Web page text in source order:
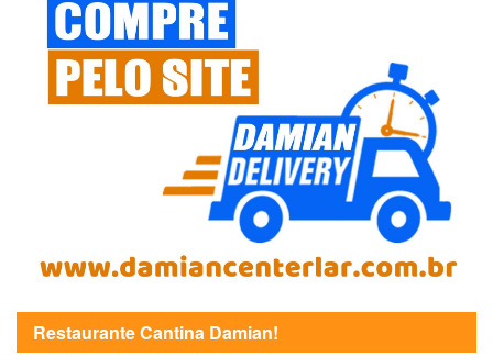
Restaurante Cantina Damian!